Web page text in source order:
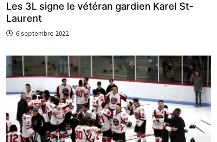
Les 3L signe le vétéran gardien Karel St-
Laurent
6 septembre 2022